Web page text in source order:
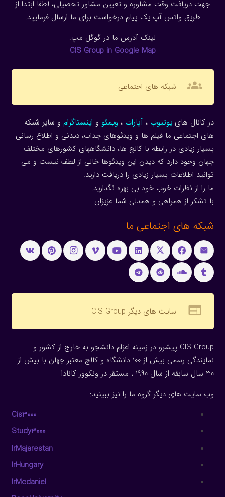
جهت دریافت وقت مشاوره و تعیین مشاور تحصیلی، لطفا ابتدا از
طریق واتس آپ یک پیام درخواست برای ما ارسال فرمایید.
لینک آدرس ما در گوگل مپ:
CIS Group in Google Map
groups شبکه های اجتماعی
در کانال هاییوتیوب ، آپارات ، ویمئو و اینستاگرام و سایر شبکه
های اجتماعی ما فیلم ها و ویدئوهای جذاب، دیدنی و اطلاع رسانی
بسیار زیادی در رابطه با کالج ها، دانشگاههای کشورهای مختلف
جهان وجود دارد که دیدن این ویدئوها خالی از لطف نیست و می
توانید اطلاعات بسیار زیادی را دریافت دارید.
ما را از نظرات خوب خود بی بهره نگذارید.
با تشکر از همراهی و همدلی شما عزیزان
شبکه های اجتماعی ما
web سایت های دیگر CIS Group
CIS Group پیشرو در زمینه اعزام دانشجو به خارج از کشور و
نمایندگی رسمی بیش از 100 دانشگاه و کالج معتبر جهان با بیش از
30 سال سابقه از سال 1990 ، مستقر در ونکوور کانادا
وب سایت های دیگر گروه ما را نیز ببینید:
Cis3000
Study3000
IrMajarestan
IrHungary
IrMcdaniel